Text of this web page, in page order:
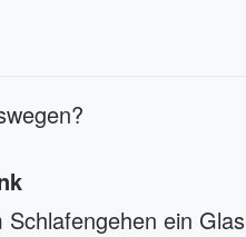
ein Glas